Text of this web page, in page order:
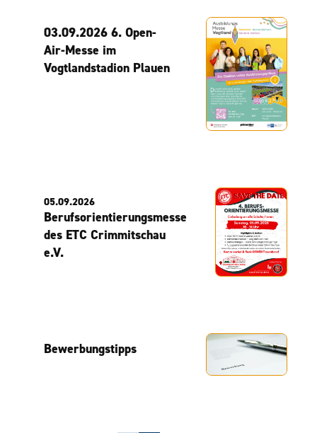
03.09.2026 6. Open-
Air-Messe im
Vogtlandstadion Plauen
05.09.2026
Berufsorientierungsmesse
des ETC Crimmitschau
e.V.
Bewerbungstipps